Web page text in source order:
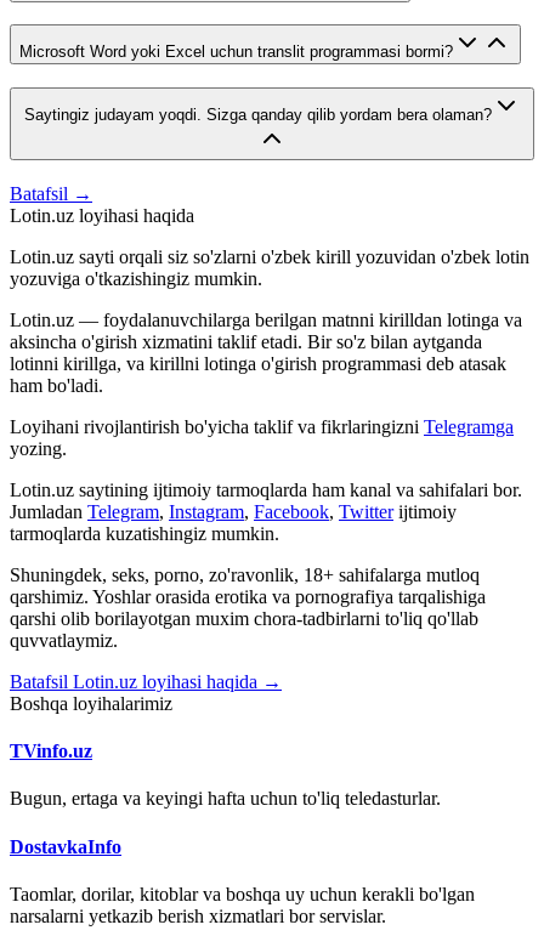
Microsoft Word yoki Excel uchun translit programmasi bormi?
Saytingiz judayam yoqdi. Sizga qanday qilib yordam bera olaman?
Batafsil →
Lotin.uz loyihasi haqida
Lotin.uz sayti orqali siz so'zlarni o'zbek kirill yozuvidan o'zbek lotin
yozuviga o'tkazishingiz mumkin.
Lotin.uz — foydalanuvchilarga berilgan matnni kirilldan lotinga va
aksincha o'girish xizmatini taklif etadi. Bir so'z bilan aytganda
lotinni kirillga, va kirillni lotinga o'girish programmasi deb atasak
ham bo'ladi.
Loyihani rivojlantirish bo'yicha taklif va fikrlaringizni Telegramga
yozing.
Lotin.uz saytining ijtimoiy tarmoqlarda ham kanal va sahifalari bor.
Jumladan Telegram, Instagram, Facebook, Twitter ijtimoiy
tarmoqlarda kuzatishingiz mumkin.
Shuningdek, seks, porno, zo'ravonlik, 18+ sahifalarga mutloq
qarshimiz. Yoshlar orasida erotika va pornografiya tarqalishiga
qarshi olib borilayotgan muxim chora-tadbirlarni to'liq qo'llab
quvvatlaymiz.
Batafsil Lotin.uz loyihasi haqida →
Boshqa loyihalarimiz
TVinfo.uz
Bugun, ertaga va keyingi hafta uchun to'liq teledasturlar.
DostavkaInfo
Taomlar, dorilar, kitoblar va boshqa uy uchun kerakli bo'lgan
narsalarni yetkazib berish xizmatlari bor servislar.